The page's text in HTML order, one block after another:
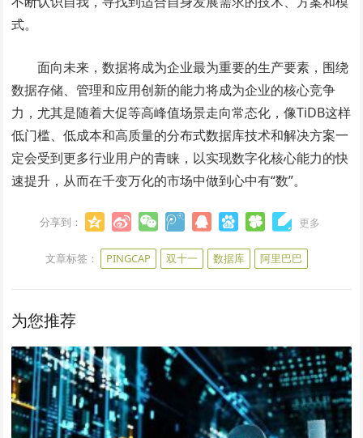
式。
面向未来，数据将成为企业最为重要的生产要素，围绕
数据存储、管理和应用创新的能力将成为企业的核心竞争
力，尤其是随着大促等高峰值场景走向常态化，像TiDB这样
低门槛、低成本和高质量的分布式数据库技术和解决方案一
定会受到更多行业用户的青睐，以实现数字化核心能力的快
速提升，从而在千变万化的市场中做到心中有“数”。
分享到： 更多
文章标签： PINGCAP 双十一 数据库 阿里巴巴
为您推荐